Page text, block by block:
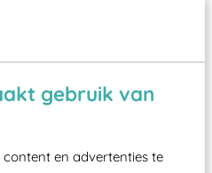
gebruik van
en advertenties te
tegels of boomschors?
ruimte voorzien
-plaatje en
door een Nederlands
kunnen laten keuren zodat
Attractie- en